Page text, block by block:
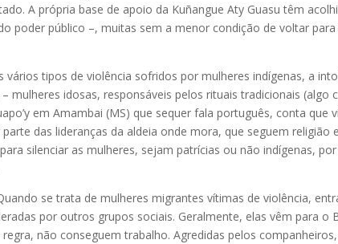
A própria base de apoio da Kuñangue Aty Guasu têm
poder público –, muitas sem a menor condição de voltar para
vários tipos de violência sofridos por mulheres indígenas, a
mulheres idosas, responsáveis pelos rituais tradicionais (algo
em Amambai (MS) que sequer fala português, conta que
das lideranças da aldeia onde mora, que seguem religião
silenciar as mulheres, sejam patrícias ou não indígenas,
se trata de mulheres migrantes vítimas de violência,
por outros grupos sociais. Geralmente, elas vêm para o
não conseguem trabalho. Agredidas pelos